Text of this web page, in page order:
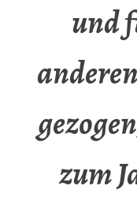
und
zum